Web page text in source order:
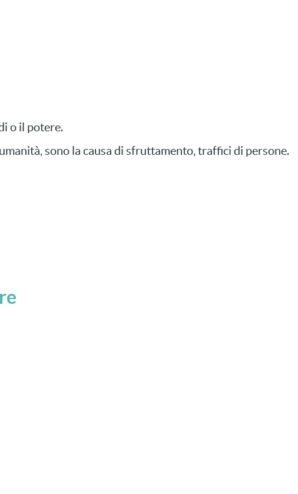
o il potere.
sono la causa di sfruttamento, traffici di persone.